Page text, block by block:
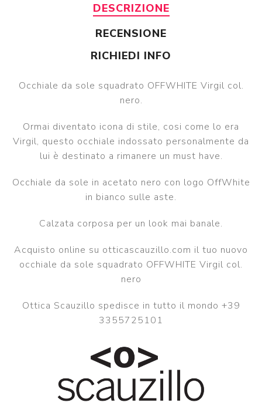
DESCRIZIONE
RECENSIONE
RICHIEDI INFO
Occhiale da sole squadrato OFFWHITE Virgil col.
nero.
Ormai diventato icona di stile, cosi come lo era
Virgil, questo occhiale indossato personalmente da
lui è destinato a rimanere un must have.
Occhiale da sole in acetato nero con logo OffWhite
in bianco sulle aste.
Calzata corposa per un look mai banale.
Acquisto online su otticascauzillo.com il tuo nuovo
occhiale da sole squadrato OFFWHITE Virgil col.
nero
Ottica Scauzillo spedisce in tutto il mondo +39
3355725101